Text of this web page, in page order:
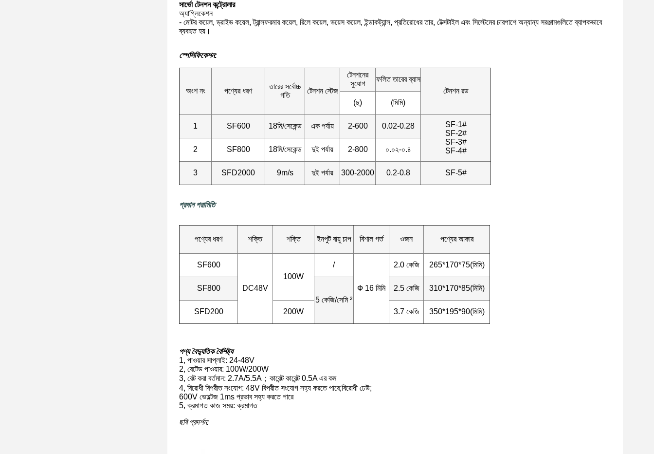
সার্ভো টেনশন কন্ট্রোলার
অ্যাপ্লিকেশন
- মোটর কয়েল, ড্রাইভ কয়েল, ট্রান্সফরমার কয়েল, রিলে কয়েল, ভয়েস কয়েল, ইন্ডাকট্যান্স, প্রতিরোধের তার, টেক্সটাইল এবং সিস্টেমের চারপাশে অন্যান্য সরঞ্জামগুলিতে ব্যাপকভাবে
ব্যবহৃত হয়।
স্পেসিফিকেশন:
অংশ নং পণ্যের ধরণ
তারের সর্বোচ্চ
গতি
টেনশন স্টেজ
টেনশনের
সুযোগ
ফলিত তারের ব্যাস
টেনশন রড
(ছ)
(মিমি)
1 SF600 18মি/সেকেন্ড এক পর্যায় 2-600 0.02-0.28
SF-1#
SF-2#
SF-3#
SF-4#
2 SF800 18মি/সেকেন্ড দুই পর্যায় 2-800 ০.০২-০.৪
3 SFD2000 9m/s দুই পর্যায় 300-2000 0.2-0.8 SF-5#
প্রধান পরামিতি
পণ্যের ধরণ শক্তি শক্তি ইনপুট বায়ু চাপ বিশাল গর্ত ওজন পণ্যের আকার
SF600
DC48V
100W
/
Ф 16 মিমি
2.0 কেজি 265*170*75(মিমি)
SF800
5 কেজি/সেমি ²
2.5 কেজি 310*170*85(মিমি)
SFD200 200W 3.7 কেজি 350*195*90(মিমি)
পণ্য বৈদ্যুতিক বৈশিষ্ট্য
1, পাওয়ার সাপ্লাই: 24-48V
2, রেটেড পাওয়ার: 100W/200W
3, রেট করা বর্তমান: 2.7A/5.5A；কারেন্ট কারেন্ট 0.5A এর কম
4, বিরোধী বিপরীত সংযোগ: 48V বিপরীত সংযোগ সহ্য করতে পারে;বিরোধী ঢেউ;
600V ভোল্টেজ 1ms প্রভাব সহ্য করতে পারে
5, ক্রমাগত কাজ সময়: ক্রমাগত
ছবি প্রদর্শন: